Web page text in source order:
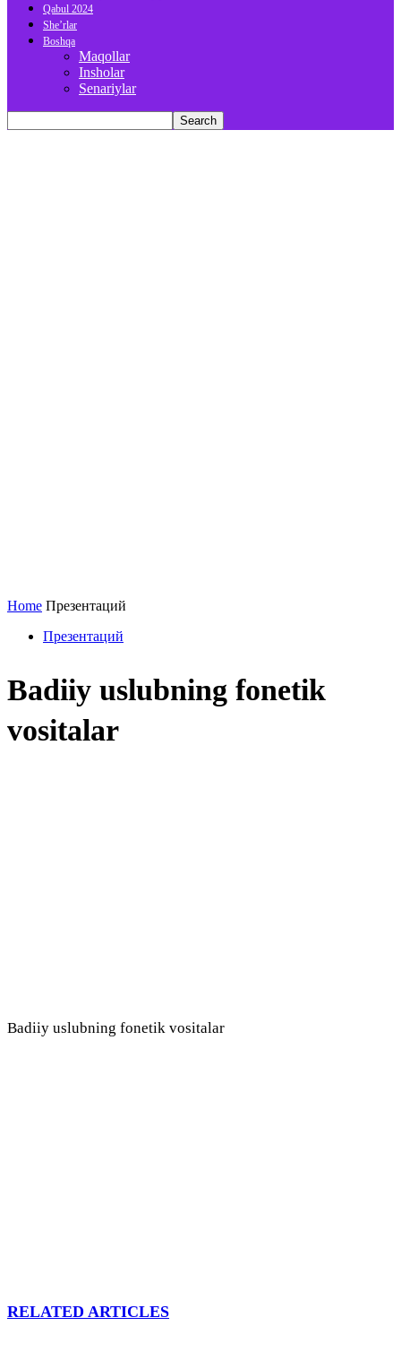
Qabul 2024
She’rlar
Boshqa
Maqollar
Insholar
Senariylar
Home Презентаций
Презентаций
Badiiy uslubning fonetik
vositalar
Badiiy uslubning fonetik vositalar
RELATED ARTICLES